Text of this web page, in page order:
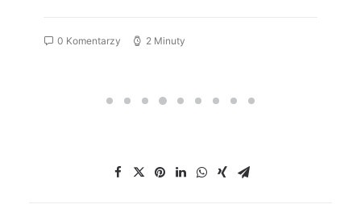
0 Komentarzy 2 Minuty